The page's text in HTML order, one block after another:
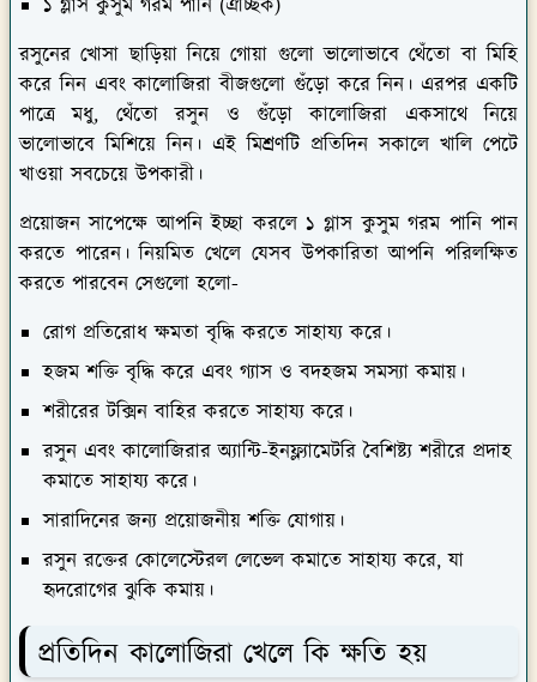
১ গ্লাস কুসুম গরম পানি (ঐচ্ছিক)
রসুনের খোসা ছাড়িয়া নিয়ে গোয়া গুলো ভালোভাবে থেঁতো বা মিহি
করে নিন এবং কালোজিরা বীজগুলো গুঁড়ো করে নিন। এরপর একটি
পাত্রে মধু, থেঁতো রসুন ও গুঁড়ো কালোজিরা একসাথে নিয়ে
ভালোভাবে মিশিয়ে নিন। এই মিশ্রণটি প্রতিদিন সকালে খালি পেটে
খাওয়া সবচেয়ে উপকারী।
প্রয়োজন সাপেক্ষে আপনি ইচ্ছা করলে ১ গ্লাস কুসুম গরম পানি পান
করতে পারেন। নিয়মিত খেলে যেসব উপকারিতা আপনি পরিলক্ষিত
করতে পারবেন সেগুলো হলো-
রোগ প্রতিরোধ ক্ষমতা বৃদ্ধি করতে সাহায্য করে।
হজম শক্তি বৃদ্ধি করে এবং গ্যাস ও বদহজম সমস্যা কমায়।
শরীরের টক্সিন বাহির করতে সাহায্য করে।
রসুন এবং কালোজিরার অ্যান্টি-ইনফ্ল্যামেটরি বৈশিষ্ট্য শরীরে প্রদাহ
কমাতে সাহায্য করে।
সারাদিনের জন্য প্রয়োজনীয় শক্তি যোগায়।
রসুন রক্তের কোলেস্টেরল লেভেল কমাতে সাহায্য করে, যা
হৃদরোগের ঝুকি কমায়।
প্রতিদিন কালোজিরা খেলে কি ক্ষতি হয়